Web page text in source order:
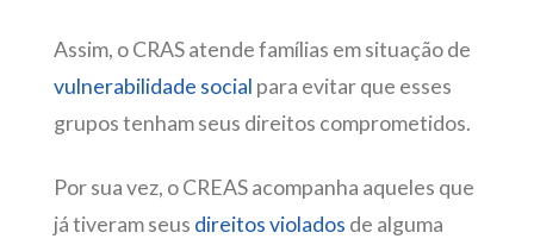
Assim, o CRAS atende famílias em situação de
vulnerabilidade social para evitar que esses
grupos tenham seus direitos comprometidos.
Por sua vez, o CREAS acompanha aqueles que
já tiveram seus direitos violados de alguma